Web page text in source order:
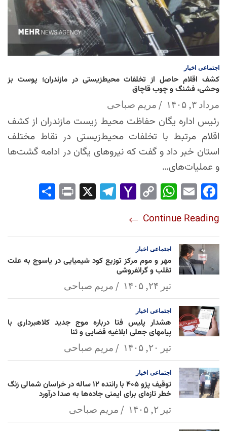
اجتماعی اخبار
کشف اقلام حاصل از تخلفات محیط‌زیستی در مازندران؛ پوست بز
وحشی، فشنگ و چوب قاچاق
مرداد ۳, ۱۴۰۵ مریم صباحی
رئیس اداره یگان حفاظت محیط زیست مازندران از کشف
اقلام مرتبط با تخلفات محیط‌زیستی در نقاط مختلف
استان خبر داد و گفت که نیروهای یگان در ادامه گشت‌ها
و عملیات‌های…
Fac
ok
Em
Wh
Ap
p
Co
Lin
k
Yah
l
Tel
Pri
Continue Reading
اجتماعی اخبار
مهر و موم مرکز توزیع کود شیمیایی در یاسوج به علت
تقلب و گرانفروشی
تیر ۲۴, ۱۴۰۵ مریم صباحی
اجتماعی اخبار
هشدار پلیس فتا درباره موج جدید کلاهبرداری با
پیامهای جعلی ابلاغیه قضایی و ثنا
تیر ۲۰, ۱۴۰۵ مریم صباحی
اجتماعی اخبار
توقیف پژو ۴۰۵ با راننده ۱۲ ساله در خراسان شمالی زنگ
خطر تازه‌ای برای ایمنی جاده‌ها به صدا درآورد
تیر ۲, ۱۴۰۵ مریم صباحی